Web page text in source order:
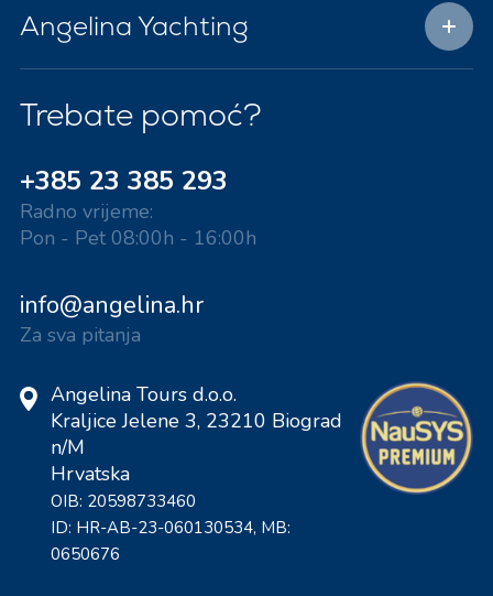
Angelina Yachting
Trebate pomoć?
+385 23 385 293
Radno vrijeme:
Pon - Pet 08:00h - 16:00h
info@angelina.hr
Za sva pitanja
Angelina Tours d.o.o.
Kraljice Jelene 3, 23210 Biograd
n/M
Hrvatska
OIB: 20598733460
ID: HR-AB-23-060130534, MB:
0650676